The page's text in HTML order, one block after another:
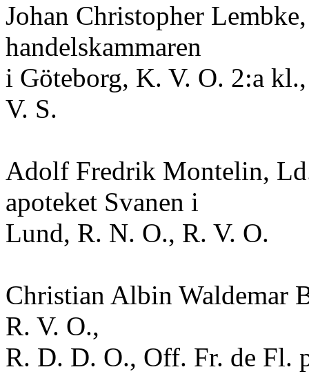
Johan Christopher
handelskammaren
i Göteborg, K. V. O. 2:a
V. S.
Adolf Fredrik Montelin,
apoteket Svanen i
Lund, R. N. O., R. V. O.
Christian Albin Waldemar
R. V. O.,
R. D. D. O., Off. Fr. de Fl.